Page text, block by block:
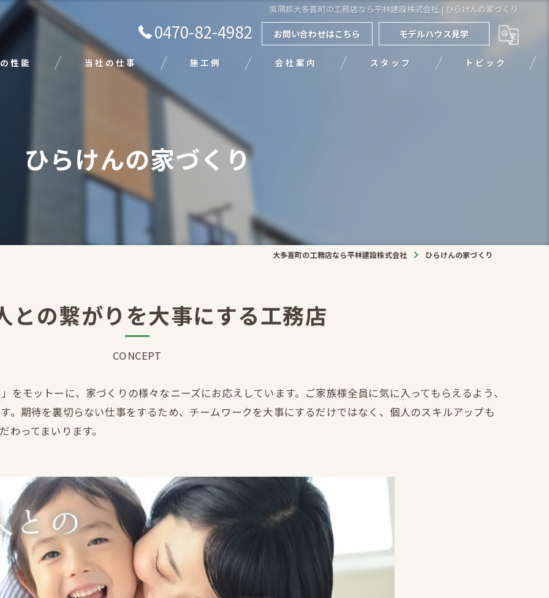
夷隅郡大多喜町の工務店なら平林建設株式会社 | ひらけんの家づくり
0470-82-4982 お問い合わせはこちら モデルハウス見学
性能 当社の仕事
エクステリア
外壁塗装
施工例 会社案内 スタッフ トピック
ひらけんの家づくり
大多喜町の工務店なら平林建設株式会社 ひらけんの家づくり
との繋がりを大事にする工務店
CONCEPT
をモットーに、家づくりの様々なニーズにお応えしています。ご家族様全員に気に入ってもらえるよう、
。期待を裏切らない仕事をするため、チームワークを大事にするだけではなく、個人のスキルアップも
ってまいります。